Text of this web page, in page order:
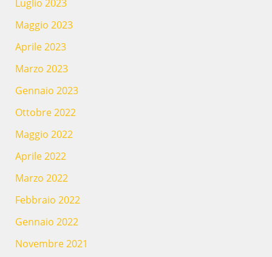
Luglio 2023
Maggio 2023
Aprile 2023
Marzo 2023
Gennaio 2023
Ottobre 2022
Maggio 2022
Aprile 2022
Marzo 2022
Febbraio 2022
Gennaio 2022
Novembre 2021